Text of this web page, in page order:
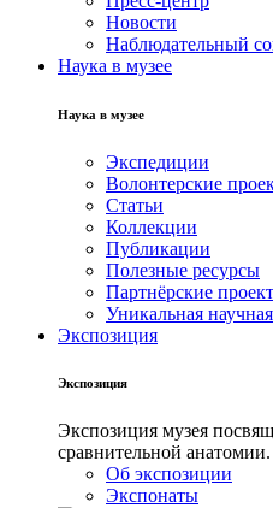
Новости
Наблюдательный
Наука в музее
Наука в музее
Экспедиции
Волонтерские
Статьи
Коллекции
Публикации
Полезные ресурсы
Партнёрские
Уникальная
Экспозиция
Экспозиция
Экспозиция музея
сравнительной анатомии.
Об экспозиции
Экспонаты